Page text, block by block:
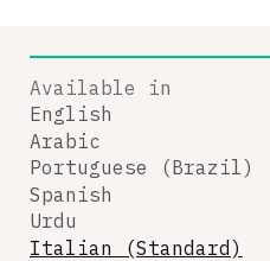
Available in
English
Arabic
Portuguese (Brazil)
Spanish
Urdu
Italian (Standard)